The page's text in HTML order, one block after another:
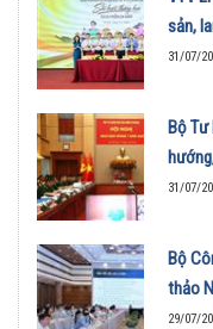
sản,
31/07/
Bộ
31/07/
Bộ
thảo
29/07/